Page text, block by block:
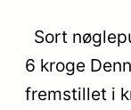
Sort
6 kroge
fremstillet i